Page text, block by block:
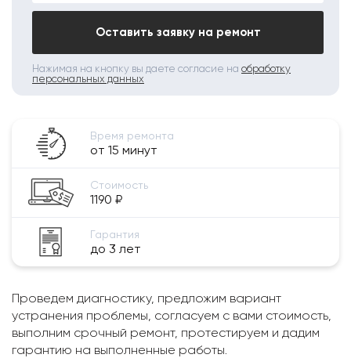
Оставить заявку на ремонт
Нажимая на кнопку вы даете согласие на обработку
персональных данных
Время ремонта
от 15 минут
Стоимость
1190 ₽
Гарантия
до 3 лет
Проведем диагностику, предложим вариант
устранения проблемы, согласуем с вами стоимость,
выполним срочный ремонт, протестируем и дадим
гарантию на выполненные работы.